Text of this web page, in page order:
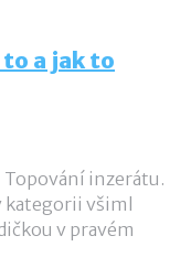
a jak to
inzerátu.
kategorii všiml
v pravém